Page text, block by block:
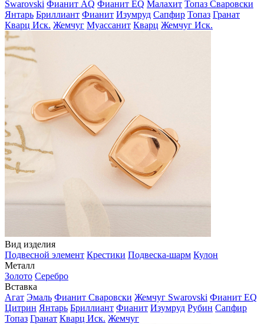
Swarovski Фианит AQ Фианит EQ Малахит Топаз Сваровски
Янтарь Бриллиант Фианит Изумруд Сапфир Топаз Гранат
Кварц Иск. Жемчуг Муассанит Кварц Жемчуг Иск.
Вид изделия
Подвесной элемент Крестики Подвеска-шарм Кулон
Металл
Золото Серебро
Вставка
Агат Эмаль Фианит Сваровски Жемчуг Swarovski Фианит EQ
Цитрин Янтарь Бриллиант Фианит Изумруд Рубин Сапфир
Топаз Гранат Кварц Иск. Жемчуг